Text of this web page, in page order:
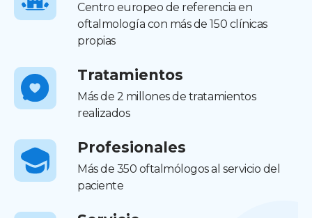
Centro europeo de referencia en
oftalmología con más de 150 clínicas
propias
Tratamientos
Más de 2 millones de tratamientos
realizados
Profesionales
Más de 350 oftalmólogos al servicio del
paciente